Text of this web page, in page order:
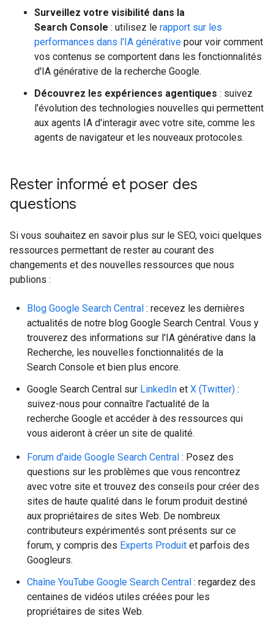
Surveillez votre visibilité dans la
Search Console : utilisez le rapport sur les
performances dans l'IA générative pour voir comment
vos contenus se comportent dans les fonctionnalités
d'IA générative de la recherche Google.
Découvrez les expériences agentiques : suivez
l'évolution des technologies nouvelles qui permettent
aux agents IA d'interagir avec votre site, comme les
agents de navigateur et les nouveaux protocoles.
Rester informé et poser des
questions
Si vous souhaitez en savoir plus sur le SEO, voici quelques
ressources permettant de rester au courant des
changements et des nouvelles ressources que nous
publions :
Blog Google Search Central : recevez les dernières
actualités de notre blog Google Search Central. Vous y
trouverez des informations sur l'IA générative dans la
Recherche, les nouvelles fonctionnalités de la
Search Console et bien plus encore.
Google Search Central sur LinkedIn et X (Twitter) :
suivez-nous pour connaître l'actualité de la
recherche Google et accéder à des ressources qui
vous aideront à créer un site de qualité.
Forum d'aide Google Search Central : Posez des
questions sur les problèmes que vous rencontrez
avec votre site et trouvez des conseils pour créer des
sites de haute qualité dans le forum produit destiné
aux propriétaires de sites Web. De nombreux
contributeurs expérimentés sont présents sur ce
forum, y compris des Experts Produit et parfois des
Googleurs.
Chaîne YouTube Google Search Central : regardez des
centaines de vidéos utiles créées pour les
propriétaires de sites Web.